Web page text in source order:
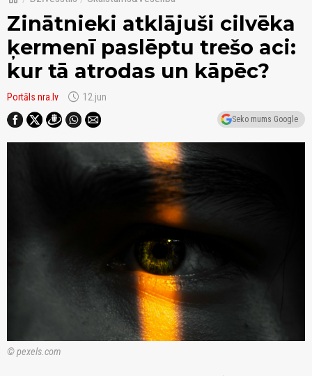
Zinātnieki atklājuši cilvēka
ķermenī paslēptu trešo aci:
kur tā atrodas un kāpēc?
Portāls nra.lv schedule 12.jun
Seko mums Google
© pexels.com